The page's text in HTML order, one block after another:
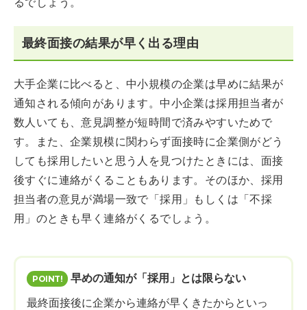
最終面接の結果が早く出る理由
大手企業に比べると、中小規模の企業は早めに結果が
通知される傾向があります。中小企業は採用担当者が
数人いても、意見調整が短時間で済みやすいためで
す。また、企業規模に関わらず面接時に企業側がどう
しても採用したいと思う人を見つけたときには、面接
後すぐに連絡がくることもあります。そのほか、採用
担当者の意見が満場一致で「採用」もしくは「不採
用」のときも早く連絡がくるでしょう。
早めの通知が「採用」とは限らない
最終面接後に企業から連絡が早くきたからといっ